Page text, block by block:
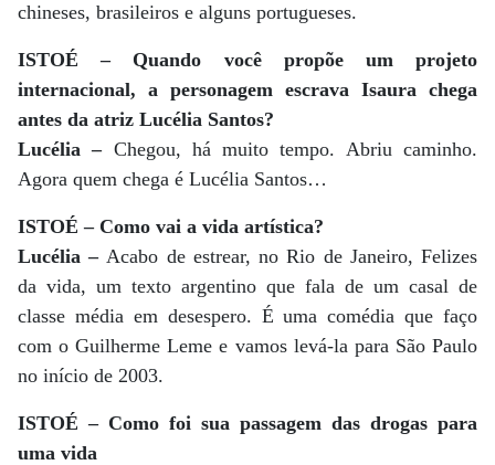
chineses, brasileiros e alguns portugueses.
ISTOÉ – Quando você propõe um projeto
internacional, a personagem escrava Isaura chega
antes da atriz Lucélia Santos?
Lucélia – Chegou, há muito tempo. Abriu caminho.
Agora quem chega é Lucélia Santos…
ISTOÉ – Como vai a vida artística?
Lucélia –Acabo de estrear, no Rio de Janeiro, Felizes
da vida, um texto argentino que fala de um casal de
classe média em desespero. É uma comédia que faço
com o Guilherme Leme e vamos levá-la para São Paulo
no início de 2003.
ISTOÉ – Como foi sua passagem das drogas para
uma vida